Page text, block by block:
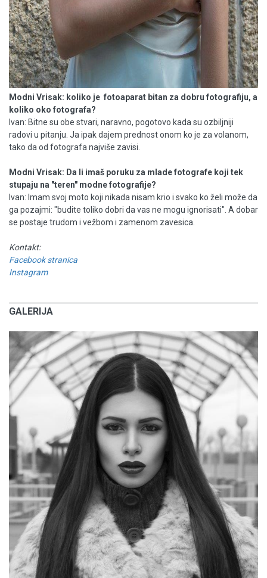
Modni Vrisak: koliko je fotoaparat bitan za dobru fotografiju, a
koliko oko fotografa?
Ivan: Bitne su obe stvari, naravno, pogotovo kada su ozbiljniji
radovi u pitanju. Ja ipak dajem prednost onom ko je za volanom,
tako da od fotografa najviše zavisi.
Modni Vrisak: Da li imaš poruku za mlade fotografe koji tek
stupaju na "teren" modne fotografije?
Ivan: Imam svoj moto koji nikada nisam krio i svako ko želi može da
ga pozajmi: "budite toliko dobri da vas ne mogu ignorisati". A dobar
se postaje trudom i vežbom i zamenom zavesica.
Kontakt:
Facebook stranica
Instagram
GALERIJA